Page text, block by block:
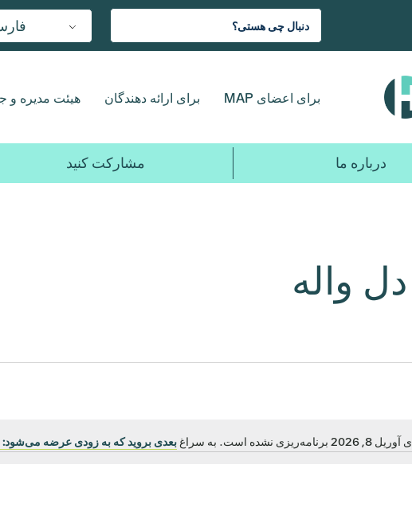
برای اعضای MAP برای ارائه دهندگان هیئت مدیره و
درباره ما مشارکت کنید
واله
اطلاعیه
نشده است. به سراغ بعدی بروید که به زودی عرضه می‌شود: